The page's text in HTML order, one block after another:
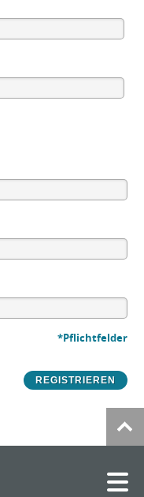
*Pflichtfelder